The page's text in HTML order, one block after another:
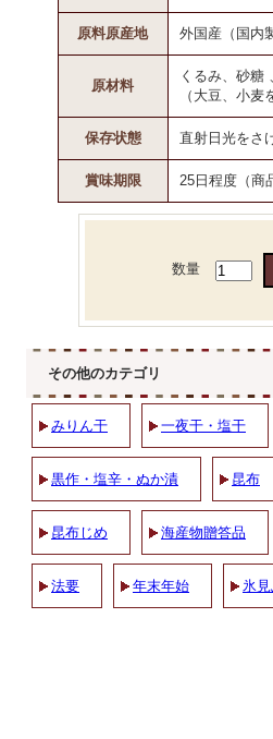
原料原産地 外国産（国内
原材料
くるみ、砂糖
（大豆、小
保存状態 直射日光をさ
賞味期限 25日程度（商
数量
その他のカテゴリ
みりん干 一夜干・塩干
黒作・塩辛・ぬか漬 昆布
昆布じめ 海産物贈答品
法要 年末年始 氷